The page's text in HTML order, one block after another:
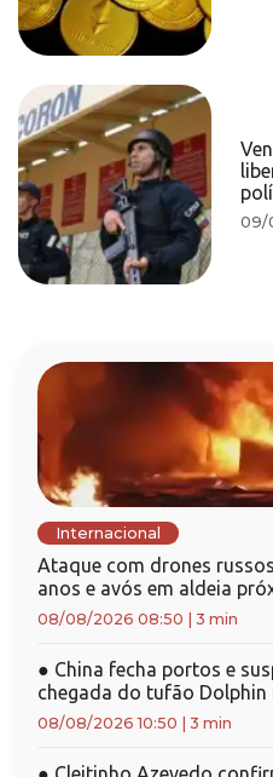
09/
Internacional
Ataque com drones
anos e avós em aldeia
08/08/2026 08:50 3 min
● China fecha portos e
chegada do tufão Dolphin
08/08/2026 10:50 3 min